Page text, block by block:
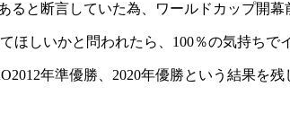
と断言していた為、ワールドカップ開幕
しいかと問われたら、100％の気持ちで
年準優勝、2020年優勝という結果